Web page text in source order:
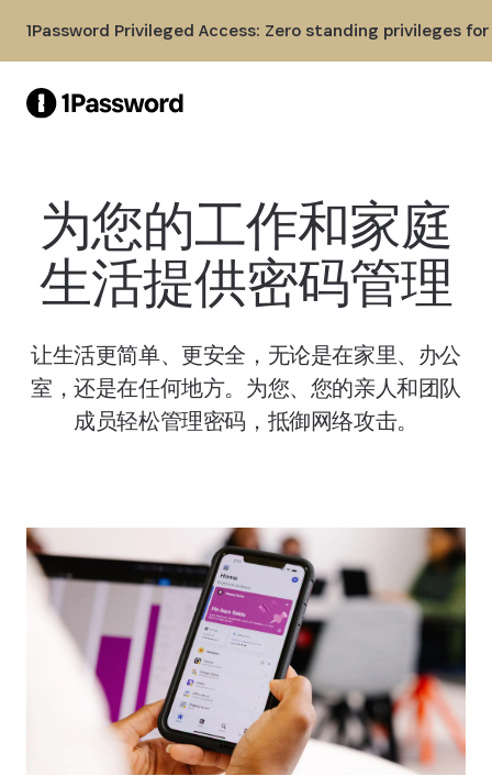
1Password Privileged Access: Zero standing privileges
为您的工作和家庭
生活提供密码管理
让生活更简单、更安全，无论是在家里、办公
室，还是在任何地方。为您、您的亲人和团队
成员轻松管理密码，抵御网络攻击。